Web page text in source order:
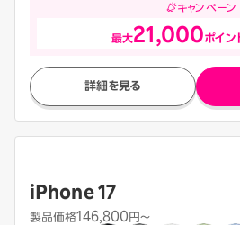
キャンペーン
最大21,000ポイン
詳細を見る
iPhone 17
製品価格146,800 円〜